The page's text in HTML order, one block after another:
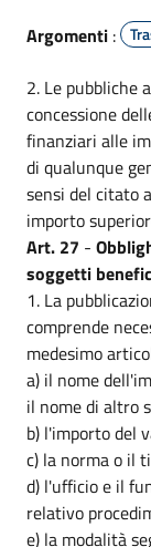
Argomenti :
2. Le pubbliche
concessione
finanziari alle
di qualunque
sensi del citato
importo
Art. 27 -
soggetti
1. La
comprende
medesimo
a) il nome
il nome di altro
b) l'importo del
c) la norma o il
d) l'ufficio e il
relativo
e) la modalità